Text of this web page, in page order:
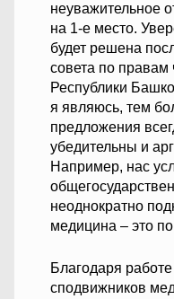
неуважительное
на 1-е место.
будет решена
совета по правам
Республики
я являюсь, тем
предложения
убедительны и
Например, нас
неоднократно
медицина – это
Благодаря
сподвижников